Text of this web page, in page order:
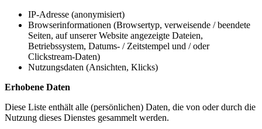
IP-Adresse (anonymisiert)
Browserinformationen (Browsertyp, verweisende / beendete
Seiten, auf unserer Website angezeigte Dateien,
Betriebssystem, Datums- / Zeitstempel und / oder
Clickstream-Daten)
Nutzungsdaten (Ansichten, Klicks)
Erhobene Daten
Diese Liste enthält alle (persönlichen) Daten, die von oder durch die
Nutzung dieses Dienstes gesammelt werden.